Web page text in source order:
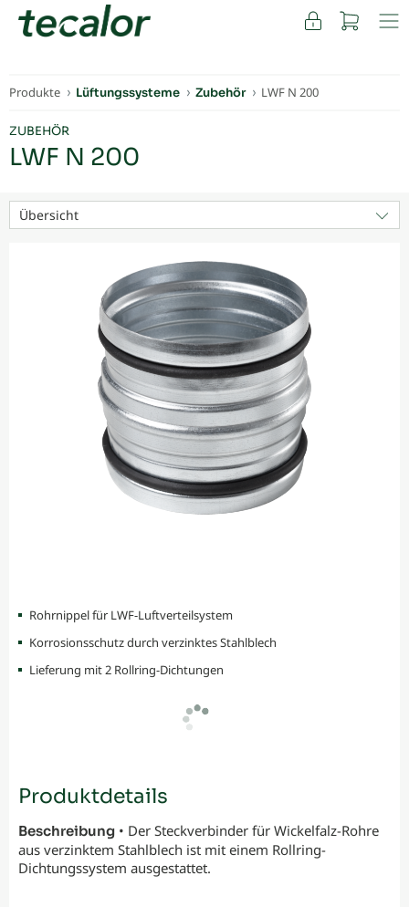
FACHKUNDEN
Produkte Lüftungssysteme Zubehör LWF N 200
ZUBEHÖR
LWF N 200
Übersicht
Rohrnippel für LWF-Luftverteilsystem
Korrosionsschutz durch verzinktes Stahlblech
Lieferung mit 2 Rollring-Dichtungen
Produktdetails
Beschreibung • Der Steckverbinder für Wickelfalz-Rohre
aus verzinktem Stahlblech ist mit einem Rollring-
Dichtungssystem ausgestattet.